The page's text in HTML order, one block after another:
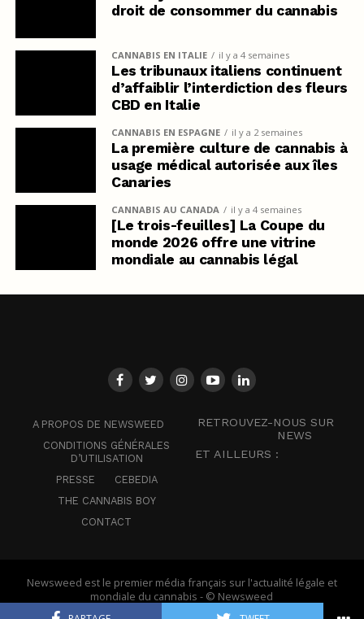
droit de consommer du cannabis
CANNABIS EN ITALIE il y a 4 semaines
Les tribunaux italiens continuent
d’affaiblir l’interdiction des fleurs
CBD en Italie
CANNABIS EN ESPAGNE il y a 2 semaines
La première culture de cannabis à
usage médical autorisée aux îles
Canaries
CANNABIS AU CANADA il y a 4 semaines
[Le trois-feuilles] La Coupe du
monde 2026 offre une vitrine
mondiale au cannabis légal
A PROPOS DE NEWSWEED
CONDITIONS GÉNÉRALES
D’UTILISATION
PRESSE
CEBEDIA
THE CANNABIS BOY
CONTACT
RETROUVEZ-NOUS SUR
NEWS
ET AILLEURS :
Newsweed est le premier média français sur l'actualité légale et
mondiale du cannabis - © Newsweed